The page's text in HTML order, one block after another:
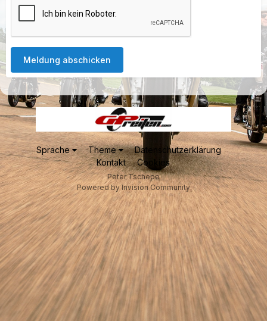
Meldung abschicken
Sprache Theme
Datenschutzerklärung
Kontakt
Cookies
Peter Tschepe
Powered by Invision Community